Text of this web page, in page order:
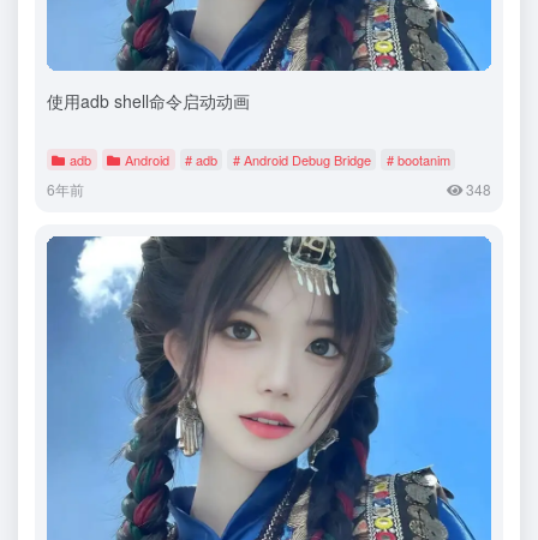
使用adb shell命令启动动画
adb Android # adb # Android Debug Bridge # bootanim
6年前 348